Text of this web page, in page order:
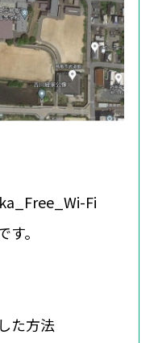
Fi
。
た方法